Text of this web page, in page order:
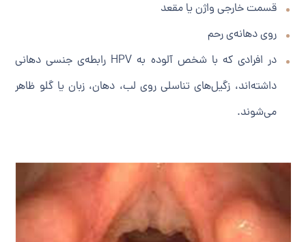
قسمت خارجی واژن یا مقعد
روی دهانه‌ی رحم
در افرادی که با شخص آلوده به HPV رابطه‌ی جنسی دهانی
داشته‌‌اند، زگیل‌های تناسلی روی لب، دهان، زبان یا گلو ظاهر
می‌شوند.